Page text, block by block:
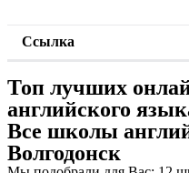
Топ лучших
английского
Все школы
Волгодонск